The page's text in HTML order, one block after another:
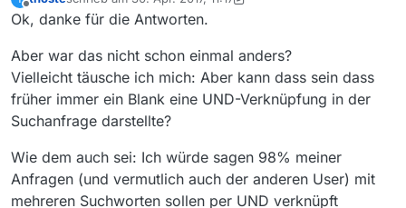
Offline zuletzt editiert von thoste
Ok, danke für die Antworten.
Aber war das nicht schon einmal anders?
Vielleicht täusche ich mich: Aber kann dass sein dass
früher immer ein Blank eine UND-Verknüpfung in der
Suchanfrage darstellte?
Wie dem auch sei: Ich würde sagen 98% meiner
Anfragen (und vermutlich auch der anderen User) mit
mehreren Suchworten sollen per UND verknüpft